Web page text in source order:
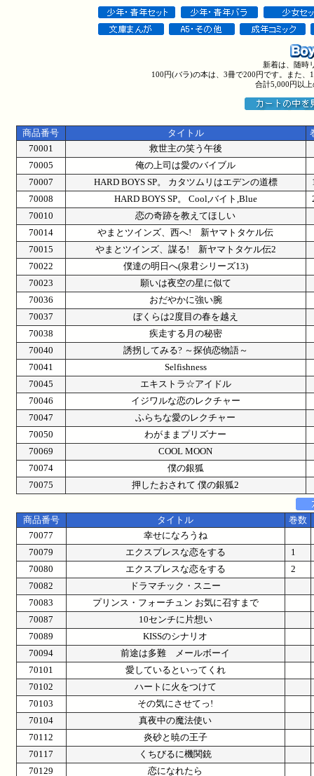
新着は、随時
100円(バラ)の本は、3冊で200円です。また
合計5,000円以
商品番号 タイトル
70001
救世主の笑う午後
70005
俺の上司は愛のバイブル
70007
HARD BOYS SP。 カタツムリはエデンの道標
70008
HARD BOYS SP。 Cool,バイト,Blue
70010
恋の奇跡を教えてほしい
70014
やまとツインズ、西へ! 新ヤマトタケル伝
70015
やまとツインズ、謀る! 新ヤマトタケル伝2
70022
僕達の明日へ(泉君シリーズ13)
70023
願いは夜空の星に似て
70036
おだやかに強い腕
70037
ぼくらは2度目の春を越え
70038
疾走する月の秘密
70040
誘拐してみる? ～探偵恋物語～
70041
Selfishness
70045
エキストラ☆アイドル
70046
イジワルな恋のレクチャー
70047
ふらちな愛のレクチャー
70050
わがままプリズナー
70069
COOL MOON
70074
僕の銀狐
70075
押したおされて 僕の銀狐2
商品番号 タイトル
巻数
70077
幸せになろうね
70079
エクスプレスな恋をする
1
70080
エクスプレスな恋をする
2
70082
ドラマチック・スニー
70083
プリンス・フォーチュン お気に召すまで
70087
10センチに片想い
70089
KISSのシナリオ
70094
前途は多難 メールボーイ
70101
愛しているといってくれ
70102
ハートに火をつけて
70103
その気にさせてっ!
70104
真夜中の魔法使い
70112
炎砂と暁の王子
70117
くちびるに機関銃
70129
恋になれたら